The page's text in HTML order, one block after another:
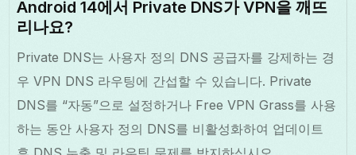
Android 14에서 Private DNS가 VPN을 깨뜨
리나요?
Private DNS는 사용자 정의 DNS 공급자를 강제하는 경
우 VPN DNS 라우팅에 간섭할 수 있습니다. Private
DNS를 “자동”으로 설정하거나 Free VPN Grass를 사용
하는 동안 사용자 정의 DNS를 비활성화하여 업데이트